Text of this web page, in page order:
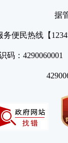
据
务便民热线【
码：